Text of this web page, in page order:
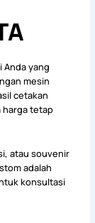
yang
mesin
cetakan
harga tetap
atau souvenir
adalah
konsultasi